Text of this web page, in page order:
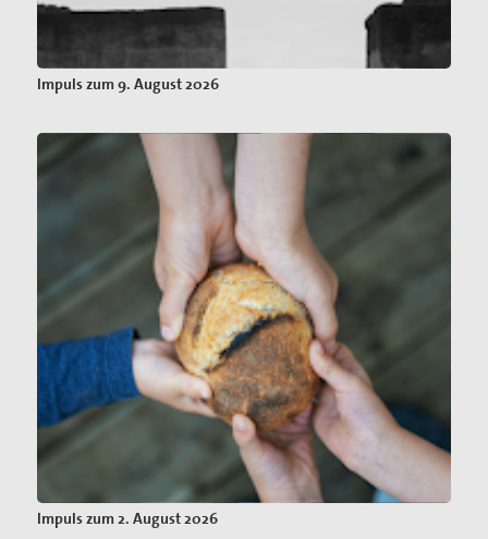
Impuls zum 9. August 2026
Impuls zum 2. August 2026